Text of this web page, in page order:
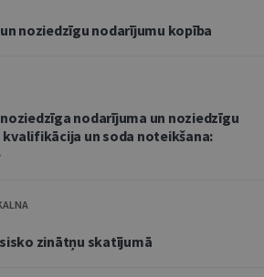
noziedzīgu nodarījumu kopība
nodarījuma un noziedzīgu
un soda noteikšana:
zinātņu skatījumā